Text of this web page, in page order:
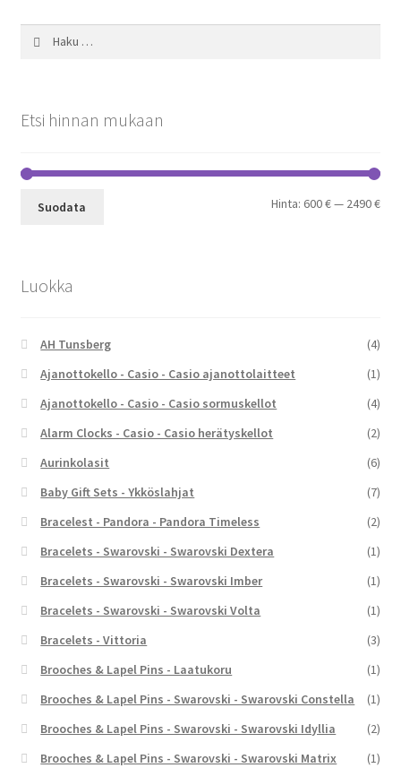
Etsi hinnan mukaan
Suodata Hinta: 600 €— 2490 €
Luokka
AH Tunsberg
(4)
Ajanottokello - Casio - Casio ajanottolaitteet
(1)
Ajanottokello - Casio - Casio sormuskellot
(4)
Alarm Clocks - Casio - Casio herätyskellot
(2)
Aurinkolasit
(6)
Baby Gift Sets - Ykköslahjat
(7)
Bracelest - Pandora - Pandora Timeless
(2)
Bracelets - Swarovski - Swarovski Dextera
(1)
Bracelets - Swarovski - Swarovski Imber
(1)
Bracelets - Swarovski - Swarovski Volta
(1)
Bracelets - Vittoria
(3)
Brooches & Lapel Pins - Laatukoru
(1)
Brooches & Lapel Pins - Swarovski - Swarovski Constella
(1)
Brooches & Lapel Pins - Swarovski - Swarovski Idyllia
(2)
Brooches & Lapel Pins - Swarovski - Swarovski Matrix
(1)